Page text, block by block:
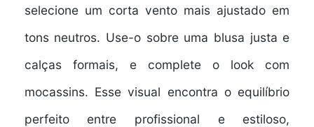
selecione um corta vento mais ajustado em
tons neutros. Use-o sobre uma blusa justa e
calças formais, e complete o look com
mocassins. Esse visual encontra o equilíbrio
perfeito entre profissional e estiloso,